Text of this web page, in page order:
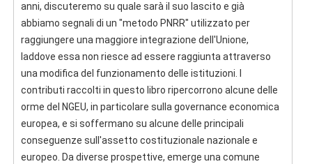
anni, discuteremo su quale sarà il suo lascito e già
abbiamo segnali di un "metodo PNRR" utilizzato per
raggiungere una maggiore integrazione dell'Unione,
laddove essa non riesce ad essere raggiunta attraverso
una modifica del funzionamento delle istituzioni. I
contributi raccolti in questo libro ripercorrono alcune delle
orme del NGEU, in particolare sulla governance economica
europea, e si soffermano su alcune delle principali
conseguenze sull'assetto costituzionale nazionale e
europeo. Da diverse prospettive, emerge una comune